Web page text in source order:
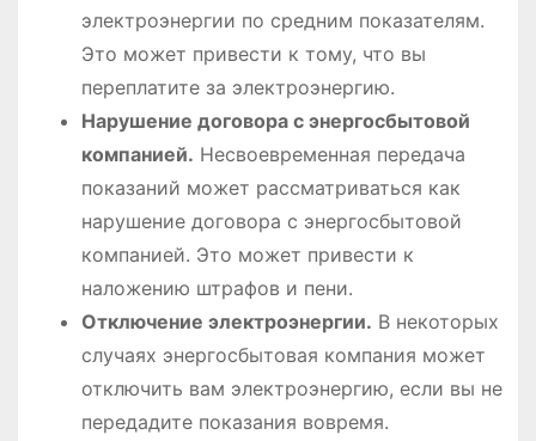
электроэнергии по средним показателям.
Это может привести к тому, что вы
переплатите за электроэнергию.
Нарушение договора с энергосбытовой
компанией. Несвоевременная передача
показаний может рассматриваться как
нарушение договора с энергосбытовой
компанией. Это может привести к
наложению штрафов и пени.
Отключение электроэнергии. В некоторых
случаях энергосбытовая компания может
отключить вам электроэнергию, если вы не
передадите показания вовремя.